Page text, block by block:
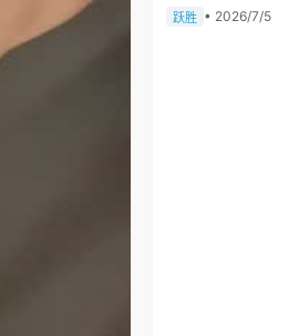
跃胜 • 2026/7/5